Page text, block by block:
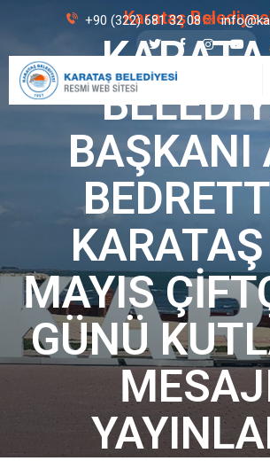
+90 (322) 681 32 08
Karataş
BAŞKANI
MAYIS
GÜNÜ